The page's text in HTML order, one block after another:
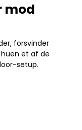
mod
forsvinder
et af de
setup.